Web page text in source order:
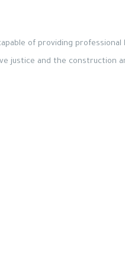
of providing professional
justice and the construction